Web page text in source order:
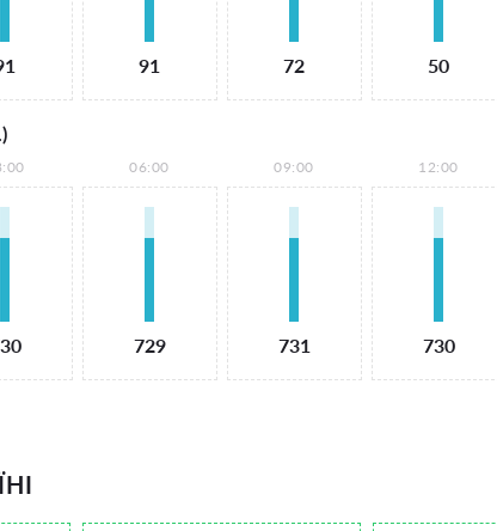
91 72 50
06:00
729
09:00
731
12:00
730